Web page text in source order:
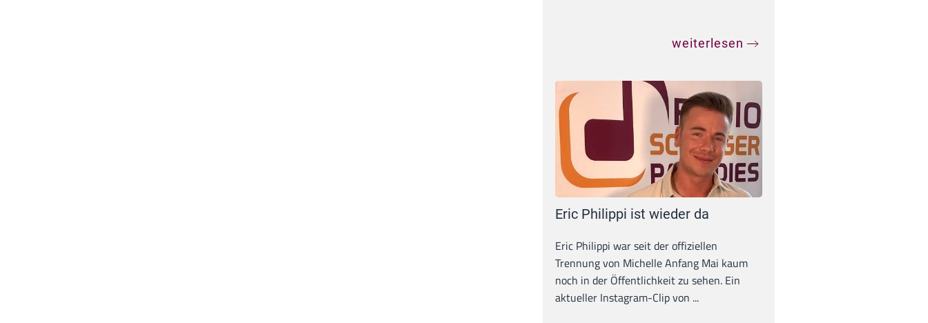
weiterlesen
Eric Philippi ist wieder da
Eric Philippi war seit der offiziellen
Trennung von Michelle Anfang Mai kaum
noch in der Öffentlichkeit zu sehen. Ein
aktueller Instagram-Clip von ...